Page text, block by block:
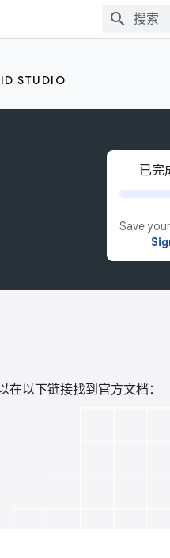
STUDIO
已完
Save
以下链接找到官方文档：